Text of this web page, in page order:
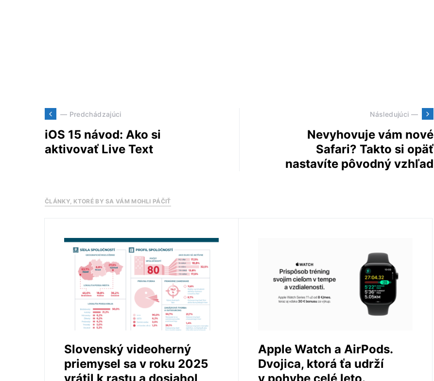
— Predchádzajúci
iOS 15 návod: Ako si
aktivovať Live Text
Následujúci —
Nevyhovuje vám nové
Safari? Takto si opäť
nastavíte pôvodný vzhľad
ČLÁNKY, KTORÉ BY SA VÁM MOHLI PÁČIŤ
Slovenský videoherný
priemysel sa v roku 2025
Apple Watch a AirPods.
Dvojica, ktorá ťa udrží